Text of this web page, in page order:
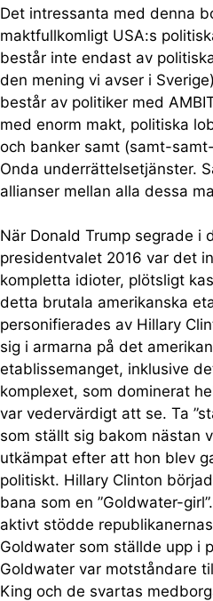
Det intressanta med denna
maktfullkomligt USA:s
består inte endast av
den mening vi avser i
består av politiker med
med enorm makt, politiska
och banker samt (samt-
Onda underrättelsetjänster.
allianser mellan alla dessa
När Donald Trump segrade i
presidentvalet 2016 var det
kompletta idioter, plötsligt
detta brutala amerikanska
personifierades av Hillary
sig i armarna på det
etablissemanget, inklusive
komplexet, som dominerat
var vedervärdigt att se. Ta
som ställt sig bakom nästan
utkämpat efter att hon blev
politiskt. Hillary Clinton
bana som en ”Goldwater-
aktivt stödde
Goldwater som ställde upp i
Goldwater var motståndare
King och de svartas